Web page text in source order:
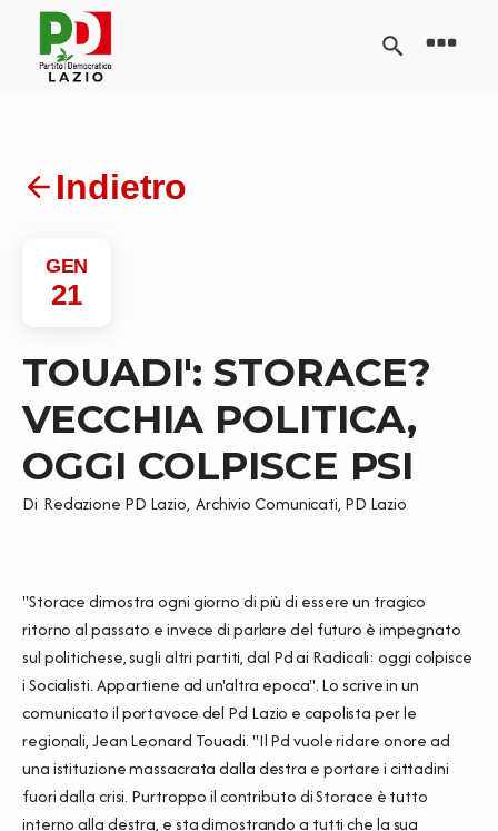
Indietro
GEN
21
TOUADI': STORACE?
VECCHIA POLITICA,
OGGI COLPISCE PSI
Di Redazione PD Lazio, Archivio Comunicati, PD Lazio
"Storace dimostra ogni giorno di più di essere un tragico
ritorno al passato e invece di parlare del futuro è impegnato
sul politichese, sugli altri partiti, dal Pd ai Radicali: oggi colpisce
i Socialisti. Appartiene ad un'altra epoca". Lo scrive in un
comunicato il portavoce del Pd Lazio e capolista per le
regionali, Jean Leonard Touadi. "Il Pd vuole ridare onore ad
una istituzione massacrata dalla destra e portare i cittadini
fuori dalla crisi. Purtroppo il contributo di Storace è tutto
interno alla destra, e sta dimostrando a tutti che la sua